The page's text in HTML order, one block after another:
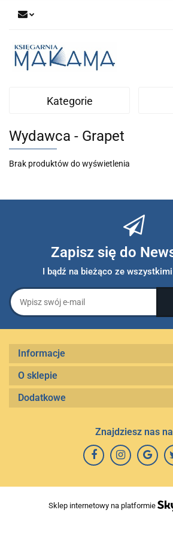
Kategorie
Wydawca - Grapet
Brak produktów do wyświetlenia
Zapisz się do
I bądź na bieżąco ze
Informacje
O sklepie
Dodatkowe
Znajdziesz nas na
Sklep internetowy na platformie